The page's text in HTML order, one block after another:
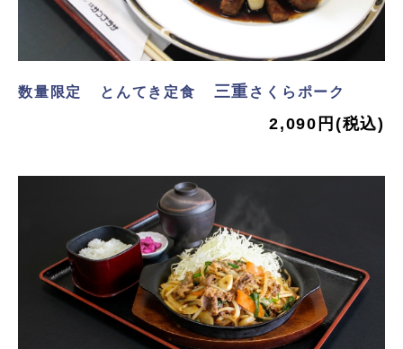
数量限定 とんてき定食 三重 さくらポーク
2,090円(税込)